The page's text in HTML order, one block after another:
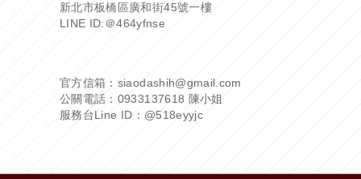
新北市板橋區廣和街45號一樓
LINE ID: ＠464yfnse
官方信箱：siaodashih@gmail.com
公關電話：0933137618 陳小姐
服務台Line ID： @518eyyjc